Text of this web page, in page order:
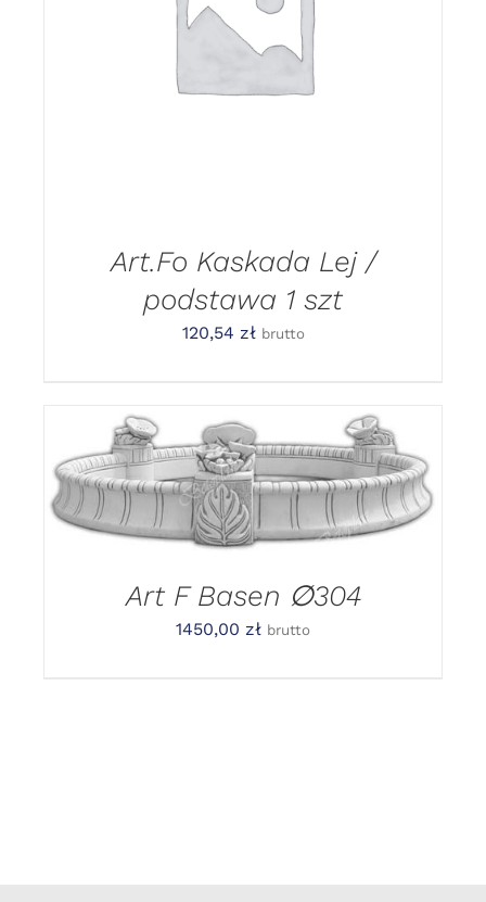
DODAJ DO KOSZYKA
Art.Fo Kaskada Lej /
podstawa 1 szt
120,54 zł brutto
DODAJ DO KOSZYKA
/
DETAILS
Art F Basen ∅304
1450,00 zł brutto